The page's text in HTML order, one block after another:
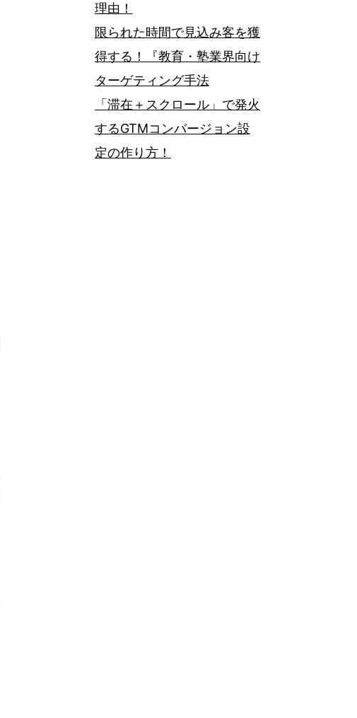
理由！
限られた時間で見込み客を獲
得する！『教育・塾業界向け
ターゲティング手法
「滞在＋スクロール」で発火
するGTMコンバージョン設
定の作り方！